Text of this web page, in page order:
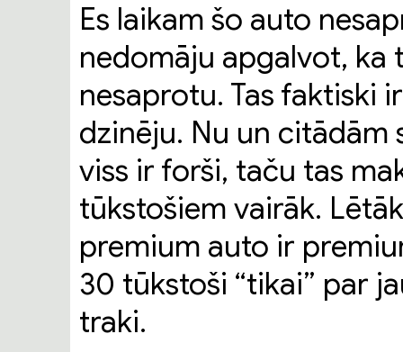
Es laikam šo auto
nedomāju apgalvot, ka
nesaprotu. Tas faktiski
dzinēju. Nu un citādām
viss ir forši, taču tas
tūkstošiem vairāk.
premium auto ir
30 tūkstoši “tikai” par
traki.